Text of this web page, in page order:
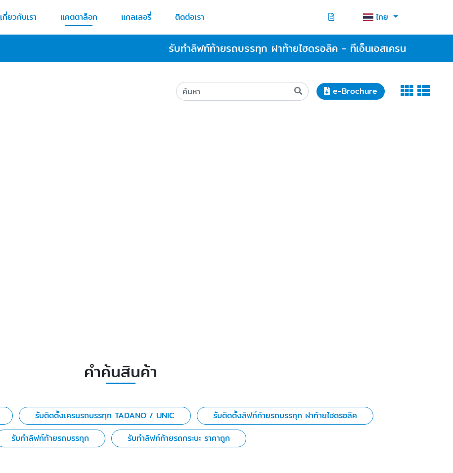
เกี่ยวกับเรา แคตตาล็อก แกลเลอรี่ ติดต่อเรา ไทย
รับทำลิฟท์ท้ายรถบรรทุก ฝาท้ายไฮดรอลิค - ทีเอ็นเอสเครน
e-Brochure
คำค้นสินค้า
รับติดตั้งเครนรถบรรทุก TADANO / UNIC
รับติดตั้งลิฟท์ท้ายรถบรรทุก ฝาท้ายไฮดรอลิค
รับทำลิฟท์ท้ายรถบรรทุก
รับทำลิฟท์ท้ายรถกระบะ ราคาถูก